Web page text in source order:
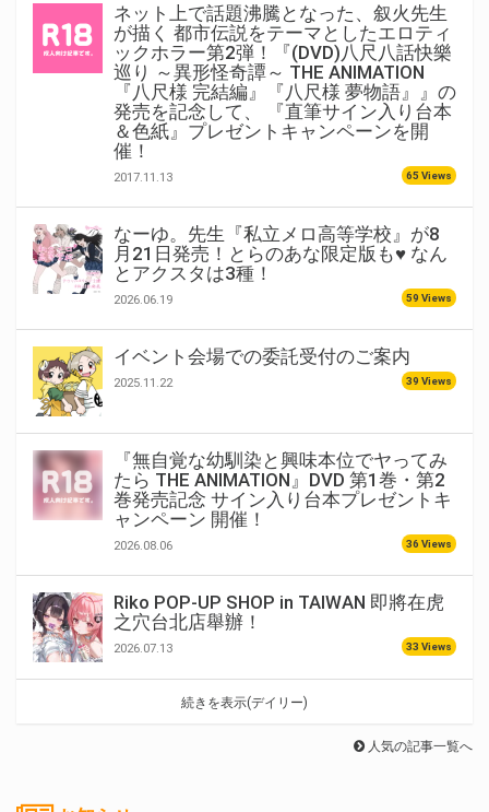
ネット上で話題沸騰となった、叙火先生
が描く 都市伝説をテーマとしたエロティ
ックホラー第2弾！『(DVD)八尺八話快樂
巡り ～異形怪奇譚～ THE ANIMATION
『八尺様 完結編』『八尺様 夢物語』』の
発売を記念して、 『直筆サイン入り台本
＆色紙』プレゼントキャンペーンを開
催！
2017.11.13 65 Views
なーゆ。先生『私立メロ高等学校』が8
月21日発売！とらのあな限定版も♥ なん
とアクスタは3種！
2026.06.19 59 Views
イベント会場での委託受付のご案内
2025.11.22 39 Views
『無自覚な幼馴染と興味本位でヤってみ
たら THE ANIMATION』DVD 第1巻・第2
巻発売記念 サイン入り台本プレゼントキ
ャンペーン 開催！
2026.08.06 36 Views
Riko POP-UP SHOP in TAIWAN 即將在虎
之穴台北店舉辦！
2026.07.13 33 Views
続きを表示(デイリー)
人気の記事一覧へ